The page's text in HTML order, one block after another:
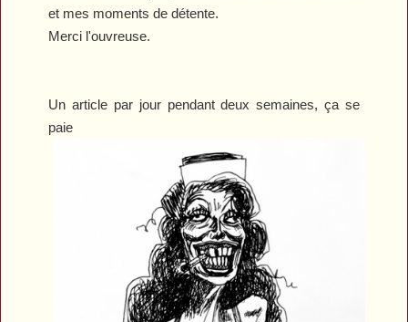
et mes moments de détente.
Merci l'ouvreuse.
Un article par jour pendant deux semaines, ça se
paie